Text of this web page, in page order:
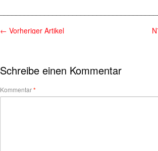
← Vorheriger Artikel
Schreibe einen Kommentar
Kommentar*